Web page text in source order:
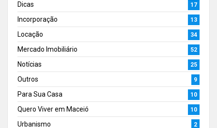
Dicas 17
Incorporação 13
Locação 34
Mercado Imobiliário 52
Notícias 25
Outros 9
Para Sua Casa 10
Quero Viver em Maceió 10
Urbanismo 2